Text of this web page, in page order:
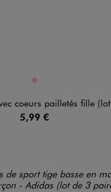
1 colorisROSE
coeurs pailletés fille (lot de 3)
5,99 €